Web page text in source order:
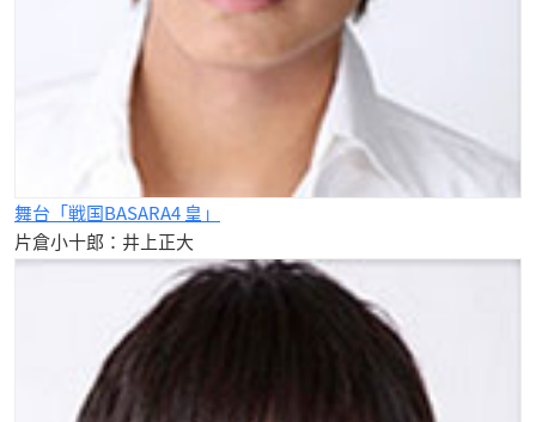
舞台「戦国BASARA4 皇」
片倉小十郎：井上正大